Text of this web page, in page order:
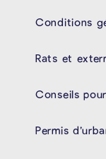
Conditions
Rats et
Conseils
Permis